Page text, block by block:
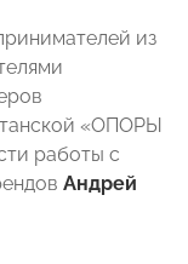
из
«ОПОРЫ
работы с
Андрей